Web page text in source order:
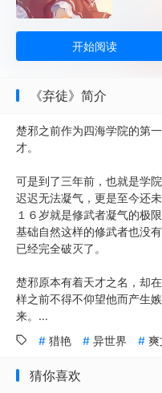
开始阅读
《弃徒》简介
楚邪之前作为四海学院的第
才。
可是到了三年前，也就是学
迟迟无法凝气，更是至今还
１６岁就是修武者凝气的极
基础自然这样的修武者也没
已经完全破灭了。
楚邪原本有着天才之名，却
样之前不得不仰望他而产生
来。...
猎艳
异世界 爽
猜你喜欢